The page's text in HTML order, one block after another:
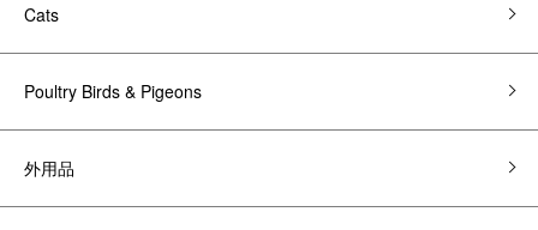
Cats
Poultry Birds & Pigeons
外用品